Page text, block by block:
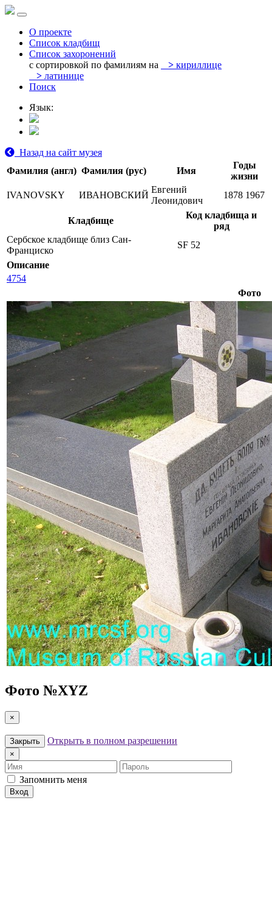
О проекте
Список кладбищ
Список захоронений
с сортировкой по фамилиям на
> кириллице
> латинице
Поиск
Язык:
Назад на сайт музея
Фамилия (англ) Фамилия (рус) Имя
Годы
жизни
IVANOVSKY
ИВАНОВСКИЙ
Евгений
Леонидович
1878 1967
Кладбище
Код кладбища и
ряд
Сербское кладбище близ Сан-
Франциско
SF 52
Описание
4754
Фото
Фото №XYZ
×
Закрыть Открыть в полном разрешении
×
Имя
Пароль
Запомнить меня
Вход